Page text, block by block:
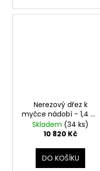
Nerezový dřez k
myčce nádobí - 1,4 m,
1 umyvadlo vpravo,
hloubka 70 cm
Skladem (34 ks)
10 820 Kč
DO KOŠÍKU